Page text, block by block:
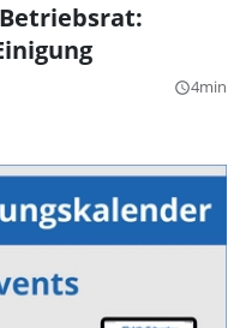
query_builder4min